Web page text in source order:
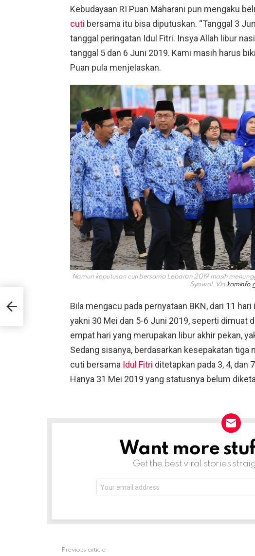
Kebudayaan RI Puan Maharani pun mengaku
cuti bersama itu bisa diputuskan. “Tanggal 3
tanggal peringatan Idul Fitri. Insya Allah libur
tanggal 5 dan 6 Juni 2019. Kami masih harus
Puan pula menjelaskan.
Namun keputusan cuti bersama Lebaran 2019 masih
Syawal. Via
Bila mengacu pada pernyataan BKN, dari 11
yakni 30 Mei dan 5-6 Juni 2019, seperti dimuat
empat hari yang merupakan libur akhir pekan,
Sedang sisanya, berdasarkan kesepakatan
cuti bersama Idul Fitri ditetapkan pada 3, 4, dan
Hanya 31 Mei 2019 yang statusnya belum
NEWSLETTERWant more
Get the best viral stories
address:
Previous article